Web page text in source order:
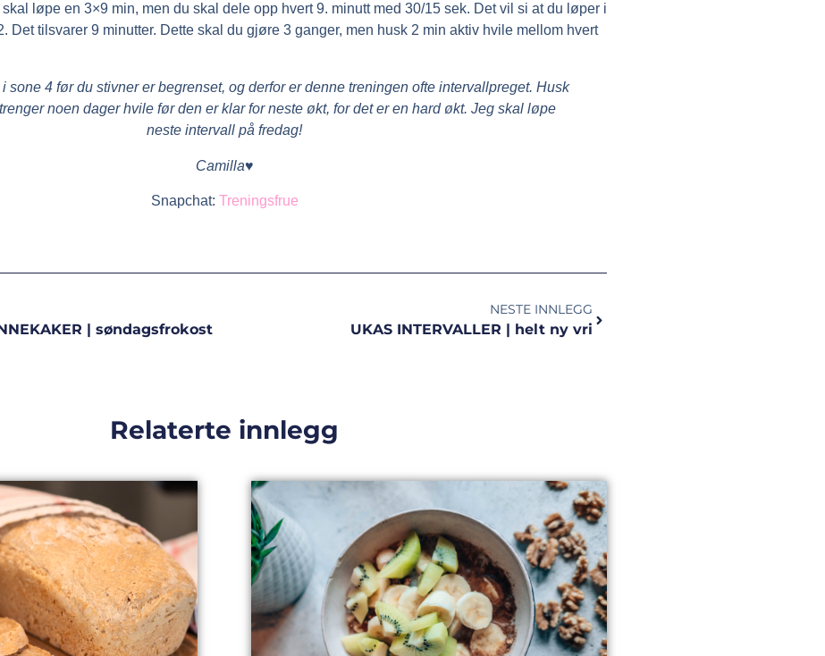
løpe en 3×9 min, men du skal dele opp hvert 9. minutt med 30/15 sek. Det vil si at du løper i
Det tilsvarer 9 minutter. Dette skal du gjøre 3 ganger, men husk 2 min aktiv hvile mellom hvert
sone 4 før du stivner er begrenset, og derfor er denne treningen ofte intervallpreget. Husk
noen dager hvile før den er klar for neste økt, for det er en hard økt. Jeg skal løpe
neste intervall på fredag!
Camilla♥
Snapchat: Treningsfrue
| søndagsfrokost
NESTE INNLEGG
UKAS INTERVALLER | helt ny vri
Relaterte innlegg